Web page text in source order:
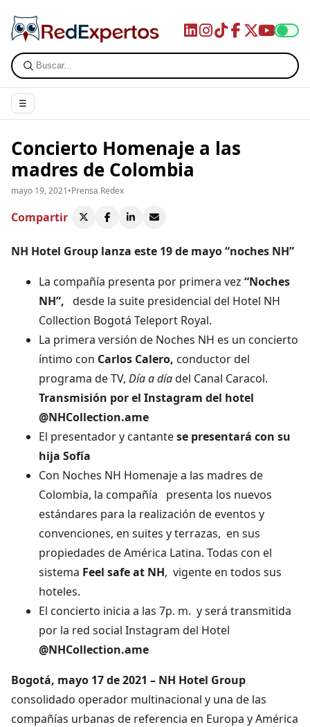
☰
Concierto Homenaje a las
madres de Colombia
mayo 19, 2021•Prensa Redex
Compartir
NH Hotel Group lanza este 19 de mayo“noches NH”
La compañía presenta por primera vez “Noches
NH”, desde la suite presidencial del Hotel NH
Collection Bogotá Teleport Royal.
La primera versión de Noches NH es un concierto
íntimo con Carlos Calero, conductor del
programa de TV, Día a díadel Canal Caracol.
Transmisión por el Instagram del hotel
@NHCollection.ame
El presentador y cantantese presentará con su
hija Sofía
Con Noches NH Homenaje a las madres de
Colombia, la compañía presenta los nuevos
estándares para la realización de eventos y
convenciones, en suites y terrazas, en sus
propiedades de América Latina. Todas con el
sistema Feel safe at NH, vigente en todos sus
hoteles.
El concierto inicia a las 7p. m. y será transmitida
por la red social Instagram del Hotel
@NHCollection.ame
Bogotá, mayo 17 de 2021 – NH Hotel Group
consolidado operador multinacional y una de las
compañías urbanas de referencia en Europa y América